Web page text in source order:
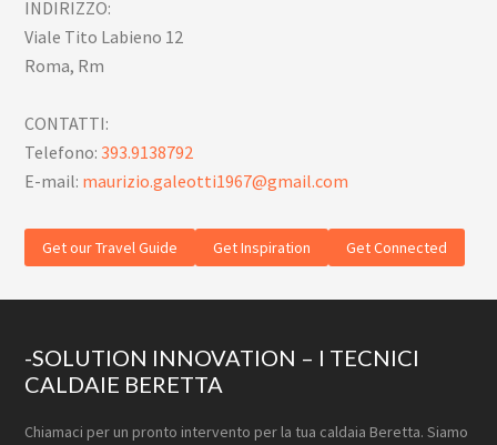
INDIRIZZO:
Viale Tito Labieno 12
Roma, Rm
CONTATTI:
Telefono:393.9138792
E-mail: maurizio.galeotti1967@gmail.com
Get our Travel Guide Get Inspiration Get Connected
Footer
-SOLUTION INNOVATION – I TECNICI
CALDAIE BERETTA
Chiamaci per un pronto intervento per la tua caldaia Beretta. Siamo